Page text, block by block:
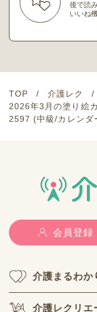
後で読
いいね
TOP 介護レク
2026年3月の塗り絵
2597 (中級/カレンダ
会員登録
介護まるわか
介護レクリエ